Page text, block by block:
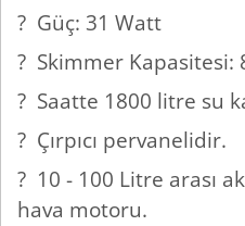
? Güç: 31 Watt
? Skimmer Kapasitesi:
? Saatte 1800 litre su
? Çırpıcı pervanelidir.
? 10 - 100 Litre arası
hava motoru.